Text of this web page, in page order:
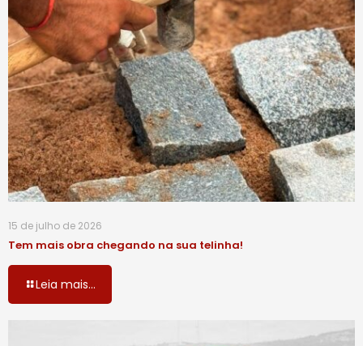
15 de julho de 2026
Tem mais obra chegando na sua telinha!
Leia mais...